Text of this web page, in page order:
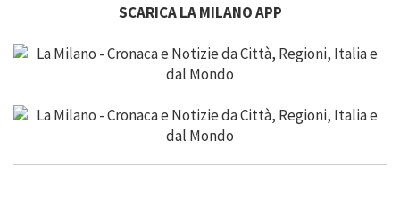
SCARICA LA MILANO APP